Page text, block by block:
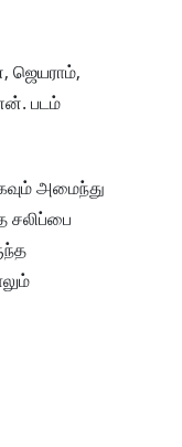
ஜெயராம்,
படம்
அமைந்து
சலிப்பை